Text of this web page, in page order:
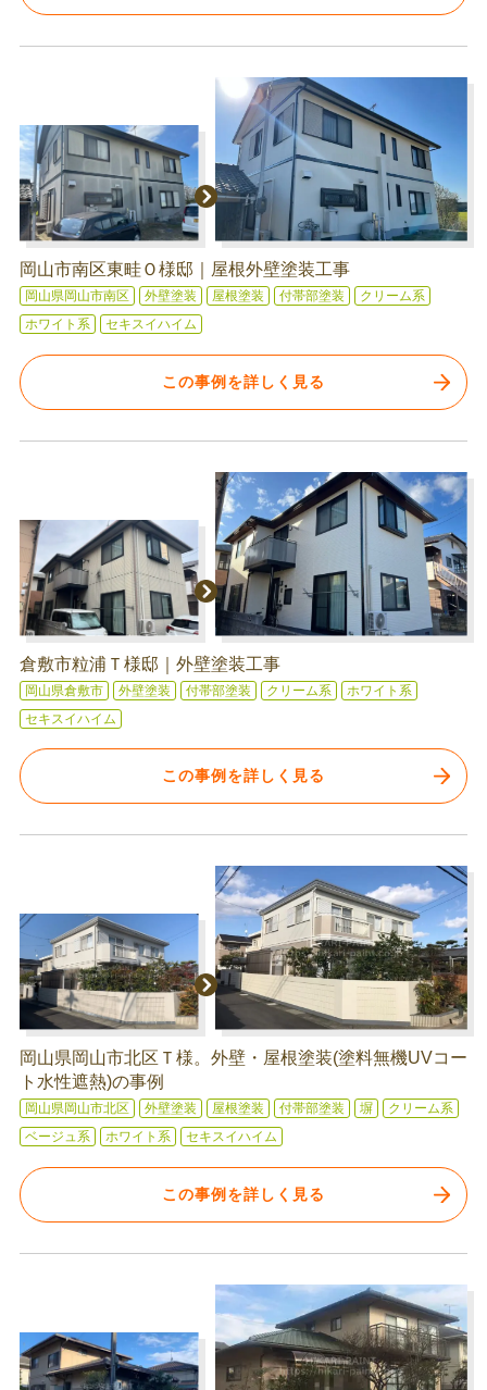
岡山市南区東畦Ｏ様邸｜屋根外壁塗装工事
岡山県岡山市南区 外壁塗装 屋根塗装 付帯部塗装
クリーム系
ホワイト系
セキスイハイム
この事例を詳しく見る
倉敷市粒浦Ｔ様邸｜外壁塗装工事
岡山県倉敷市 外壁塗装 付帯部塗装 クリーム系
ホワイト系
セキスイハイム
この事例を詳しく見る
岡山県岡山市北区Ｔ様。外壁・屋根塗装(塗料無機UVコー
ト水性遮熱)の事例
岡山県岡山市北区 外壁塗装 屋根塗装 付帯部塗装 塀
クリーム系
ベージュ系
ホワイト系 セキスイハイム
この事例を詳しく見る